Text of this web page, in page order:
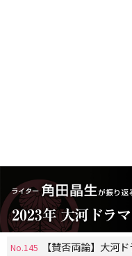
No.145
【賛否両論】大河